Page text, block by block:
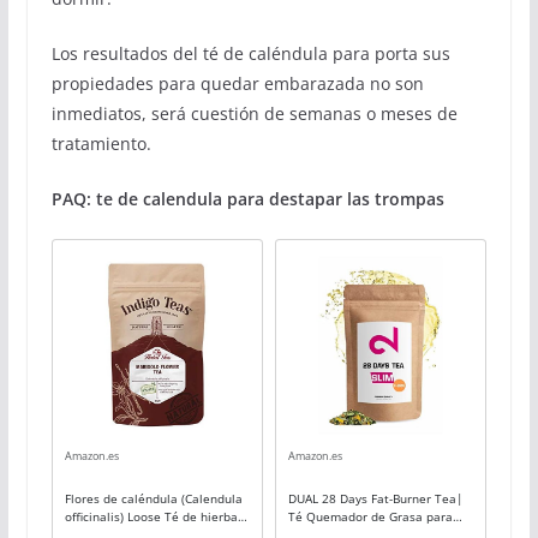
Los resultados del té de caléndula para porta sus
propiedades para quedar embarazada no son
inmediatos, será cuestión de semanas o meses de
tratamiento.
PAQ: te de calendula para destapar las trompas
Amazon.es
Flores de caléndula (Calendula
officinalis) Loose Té de hierbas
Amazon.es
DUAL 28 Days Fat-Burner Tea|
Té Quemador de Grasa para